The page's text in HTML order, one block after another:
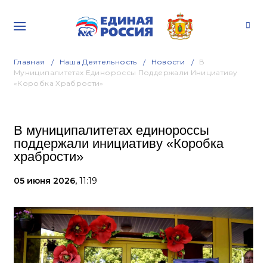
Главная Наша Деятельность Новости
В
Муниципалитетах Единороссы Поддержали Инициативу
«Коробка Храбрости»
В муниципалитетах единороссы
поддержали инициативу «Коробка
храбрости»
05 июня 2026, 11:19